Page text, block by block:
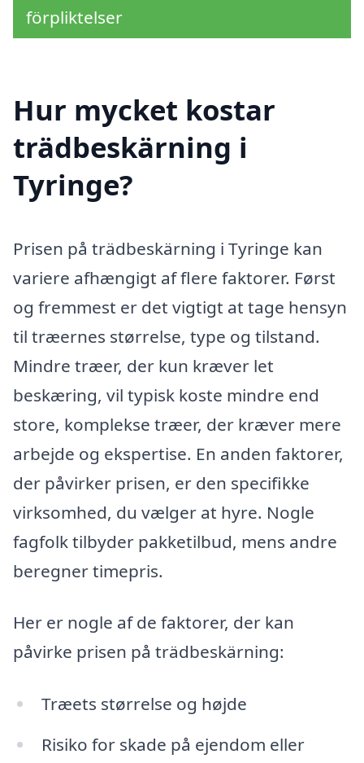
förpliktelser
Hur mycket kostar
trädbeskärning i
Tyringe?
Prisen på trädbeskärning i Tyringe kan
variere afhængigt af flere faktorer. Først
og fremmest er det vigtigt at tage hensyn
til træernes størrelse, type og tilstand.
Mindre træer, der kun kræver let
beskæring, vil typisk koste mindre end
store, komplekse træer, der kræver mere
arbejde og ekspertise. En anden faktorer,
der påvirker prisen, er den specifikke
virksomhed, du vælger at hyre. Nogle
fagfolk tilbyder pakketilbud, mens andre
beregner timepris.
Her er nogle af de faktorer, der kan
påvirke prisen på trädbeskärning:
Træets størrelse og højde
Risiko for skade på ejendom eller